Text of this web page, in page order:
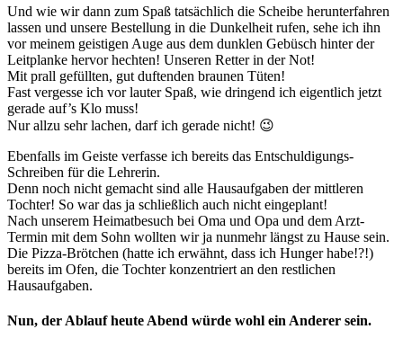
Und wie wir dann zum Spaß tatsächlich die Scheibe herunterfahren
lassen und unsere Bestellung in die Dunkelheit rufen, sehe ich ihn
vor meinem geistigen Auge aus dem dunklen Gebüsch hinter der
Leitplanke hervor hechten! Unseren Retter in der Not!
Mit prall gefüllten, gut duftenden braunen Tüten!
Fast vergesse ich vor lauter Spaß, wie dringend ich eigentlich jetzt
gerade auf’s Klo muss!
Nur allzu sehr lachen, darf ich gerade nicht! 😉
Ebenfalls im Geiste verfasse ich bereits das Entschuldigungs-
Schreiben für die Lehrerin.
Denn noch nicht gemacht sind alle Hausaufgaben der mittleren
Tochter! So war das ja schließlich auch nicht eingeplant!
Nach unserem Heimatbesuch bei Oma und Opa und dem Arzt-
Termin mit dem Sohn wollten wir ja nunmehr längst zu Hause sein.
Die Pizza-Brötchen (hatte ich erwähnt, dass ich Hunger habe!?!)
bereits im Ofen, die Tochter konzentriert an den restlichen
Hausaufgaben.
Nun, der Ablauf heute Abend würde wohl ein Anderer sein.